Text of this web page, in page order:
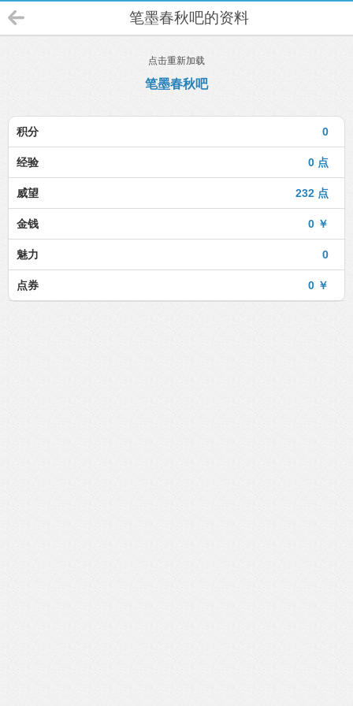
笔墨春秋吧的资料
点击重新加载
笔墨春秋吧
0
积分
0 点
经验
232 点
威望
0 ￥
金钱
0
魅力
0 ￥
点券